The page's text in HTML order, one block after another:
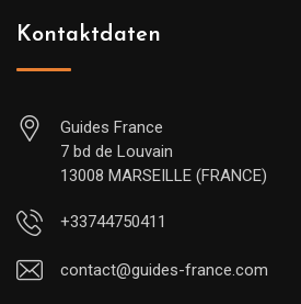
Kontaktdaten
Guides France
7 bd de Louvain
13008 MARSEILLE (FRANCE)
+33744750411
contact@guides-france.com